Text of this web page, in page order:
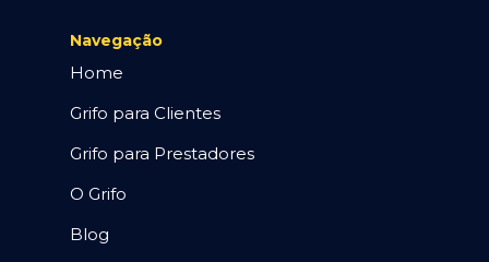
Navegação
Home
Grifo para Clientes
Grifo para Prestadores
O Grifo
Blog